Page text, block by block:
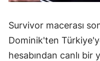
Survivor macerası
Dominik'ten
hesabından canlı bir